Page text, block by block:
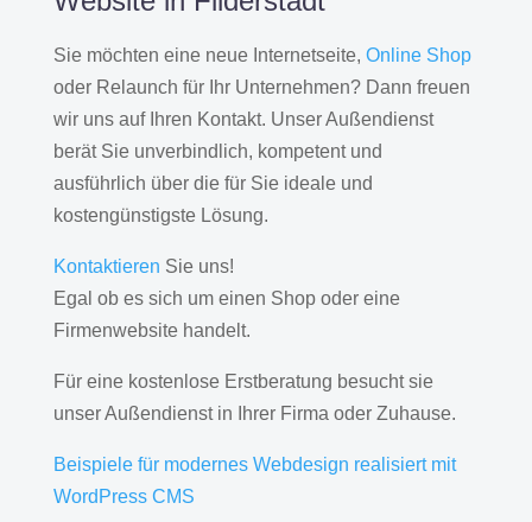
Sie möchten eine neue Internetseite, Online Shop
oder Relaunch für Ihr Unternehmen? Dann freuen
wir uns auf Ihren Kontakt. Unser Außendienst
berät Sie unverbindlich, kompetent und
ausführlich über die für Sie ideale und
kostengünstigste Lösung.
Kontaktieren Sie uns!
Egal ob es sich um einen Shop oder eine
Firmenwebsite handelt.
Für eine kostenlose Erstberatung besucht sie
unser Außendienst in Ihrer Firma oder Zuhause.
Beispiele für modernes Webdesign realisiert mit
WordPress CMS